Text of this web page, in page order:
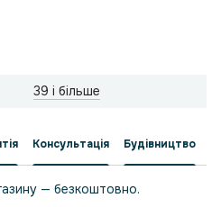
39 і більше
Консультація Будівництво
— безкоштовно.